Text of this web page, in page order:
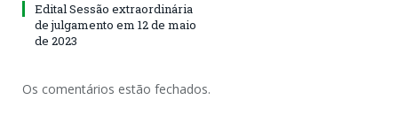
Edital Sessão extraordinária
de julgamento em 12 de maio
de 2023
Os comentários estão fechados.